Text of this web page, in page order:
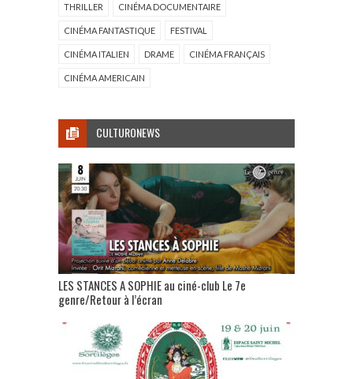
THRILLER CINÉMA DOCUMENTAIRE
CINÉMA FANTASTIQUE FESTIVAL
CINÉMA ITALIEN DRAME CINÉMA FRANÇAIS
CINÉMA AMERICAIN
CULTURONEWS
LES STANCES A SOPHIE au ciné-club Le 7e
genre/Retour à l’écran